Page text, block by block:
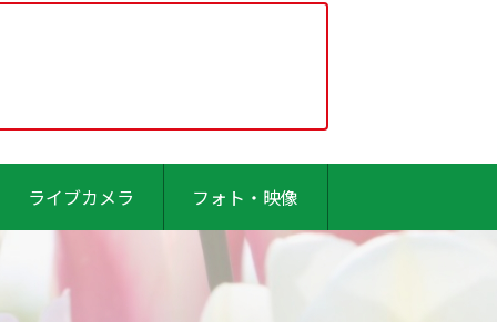
ライブカメラ フォト・映像